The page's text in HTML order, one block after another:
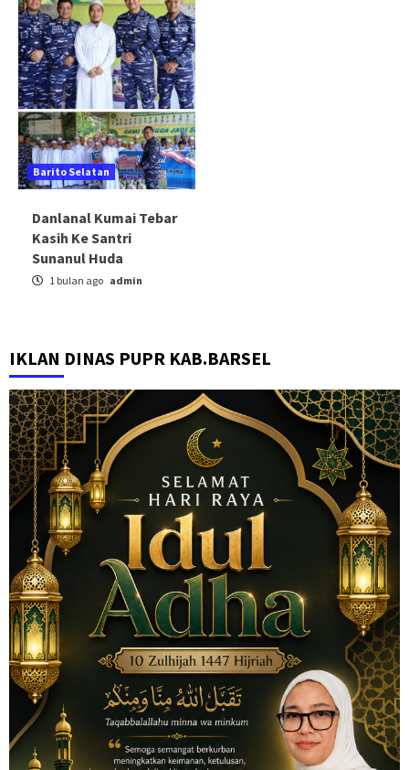
Barito Selatan
Danlanal Kumai Tebar
Kasih Ke Santri
Sunanul Huda
1 bulan ago admin
IKLAN DINAS PUPR KAB.BARSEL